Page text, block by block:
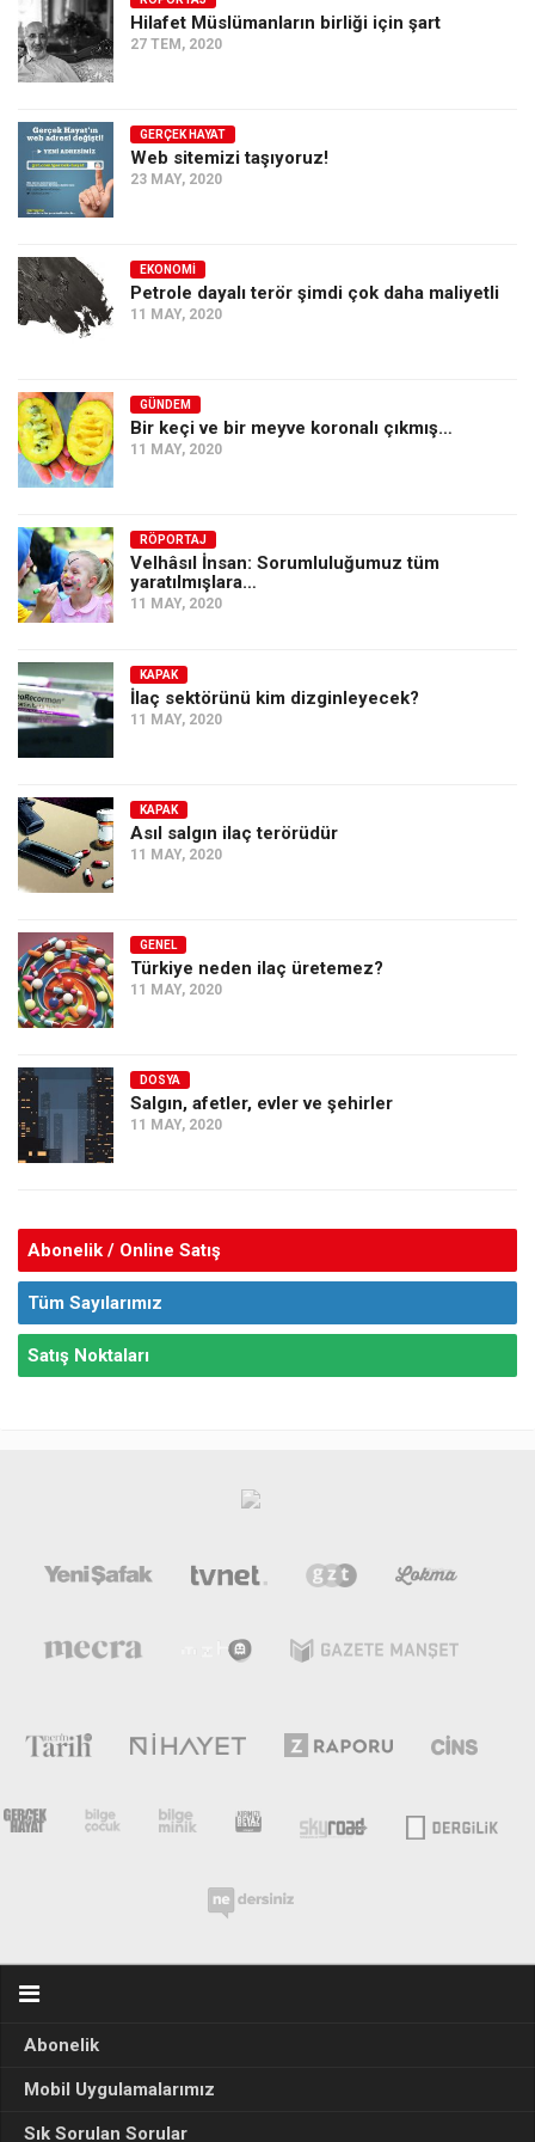
Ekonomi
Spor
Sağlık
Gıda-Beslenme
Türkiye
Siyaset
Dünya
Asya
Amerika
Avustralya
Tarih
Düşünce
Dosyalar
Hilafet Müslümanların birliği için şart
27 TEM, 2020
GERÇEK HAYAT
Web sitemizi taşıyoruz!
23 MAY, 2020
EKONOMI
Petrole dayalı terör şimdi çok daha maliyetli
11 MAY, 2020
GÜNDEM
Bir keçi ve bir meyve koronalı çıkmış…
11 MAY, 2020
RÖPORTAJ
Velhâsıl İnsan: Sorumluluğumuz tüm
yaratılmışlara…
11 MAY, 2020
KAPAK
İlaç sektörünü kim dizginleyecek?
11 MAY, 2020
KAPAK
Asıl salgın ilaç terörüdür
11 MAY, 2020
GENEL
Türkiye neden ilaç üretemez?
11 MAY, 2020
DOSYA
Salgın, afetler, evler ve şehirler
11 MAY, 2020
Abonelik / Online Satış
Tüm Sayılarımız
Satış Noktaları
Abonelik
Mobil Uygulamalarımız
Sık Sorulan Sorular